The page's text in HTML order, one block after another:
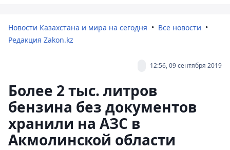
Новости Казахстана и мира на сегодня
Все новости
Редакция Zakon.kz
12:56, 09 сентября 2019
Более 2 тыс. литров
бензина без документов
хранили на АЗС в
Акмолинской области